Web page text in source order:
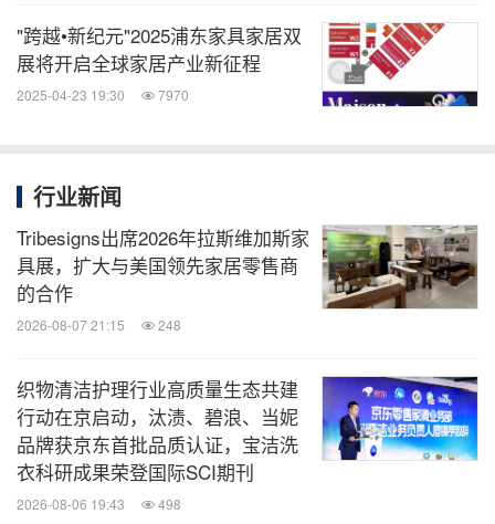
低碳人居创新空间，融合空间低碳、绿色智造、可持
续材料、可持续新零售等创新业态和元素，邀请室内
设计师、建筑师、ESG行业专家、跨界艺术家等多领
世博馆H1打造【陈设美学+材料美学】馆，从材料到
软装，全产业链覆盖：创新引入建材与定制品类，满
足设计师全案需求，一站式整合设计元素。
×数字引擎，重构产业链新通路
三十而励向未来，第三十届中国国际家具展览会
FURNITURE China 2025 &中国家具高端制造展
FMC China 2025，还将迈入数字化和家具产业互联
"跨越•新纪元"2025浦东家具家居双
展将开启全球家居产业新征程
2025-04-23 19:30 7970
行业新闻
Tribesigns出席2026年拉斯维加斯家
具展，扩大与美国领先家居零售商
的合作
2026-08-07 21:15 248
织物清洁护理行业高质量生态共建
行动在京启动，汰渍、碧浪、当妮
品牌获京东首批品质认证，宝洁洗
衣科研成果荣登国际SCI期刊
2026-08-06 19:43 498